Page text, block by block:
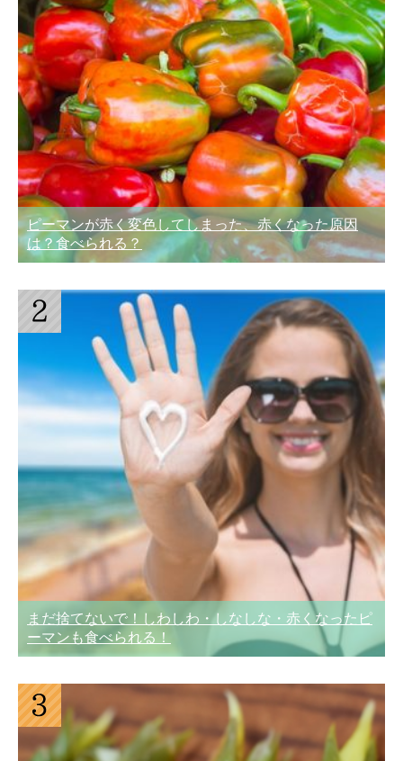
ピーマンが赤く変色してしまった、赤くなった原因
は？食べられる？
まだ捨てないで！しわしわ・しなしな・赤くなったピ
ーマンも食べられる！